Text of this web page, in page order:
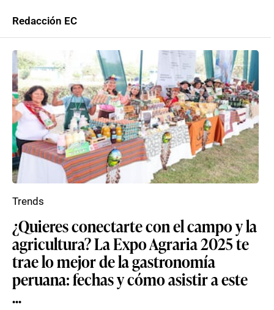
Redacción EC
¿Quieres conectarte con el campo y la
agricultura? La Expo Agraria 2025 te
trae lo mejor de la gastronomía
peruana: fechas y cómo asistir a este
...
Trends